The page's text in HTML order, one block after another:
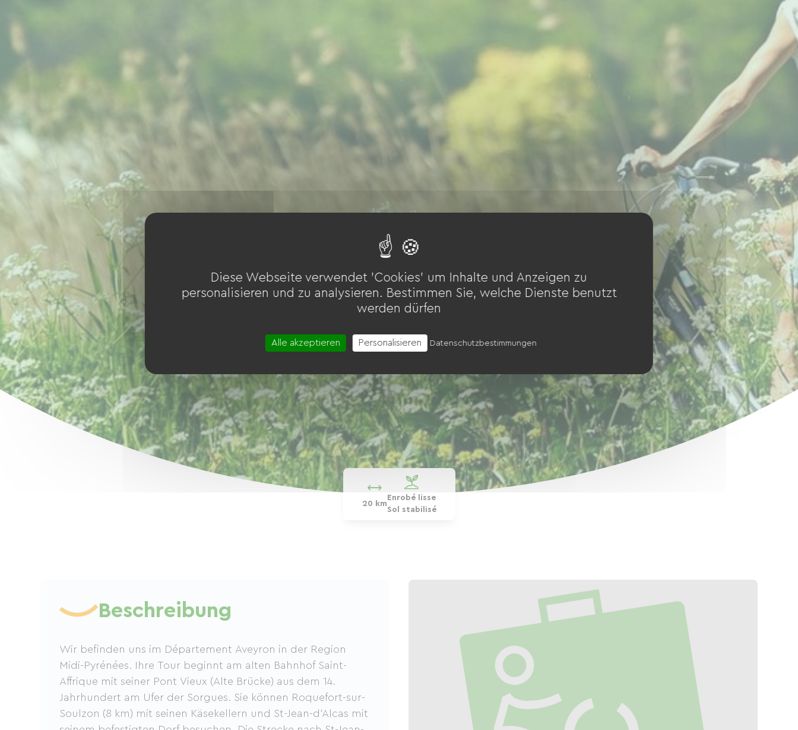
20 km
Enrobé lisse
Sol stabilisé
Beschreibung
Wir befinden uns im Département Aveyron in der Region
Midi-Pyrénées. Ihre Tour beginnt am alten Bahnhof Saint-
Affrique mit seiner Pont Vieux (Alte Brücke) aus dem 14.
Jahrhundert am Ufer der Sorgues. Sie können Roquefort-sur-
Soulzon (8 km) mit seinen Käsekellern und St-Jean-d'Alcas mit
Diese Webseite verwendet 'Cookies' um Inhalte und Anzeigen zu
personalisieren und zu analysieren. Bestimmen Sie, welche Dienste benutzt
werden dürfen
Alle akzeptieren Personalisieren Datenschutzbestimmungen